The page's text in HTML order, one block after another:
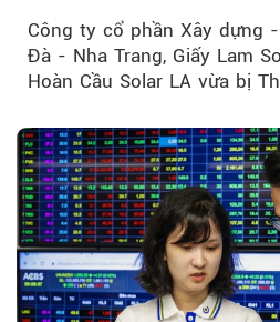
Công ty cổ phần Xây dựng
Đà - Nha Trang, Giấy Lam
Hoàn Cầu Solar LA vừa bị
do vi phạm quy định về
thị trường chứng khoán.